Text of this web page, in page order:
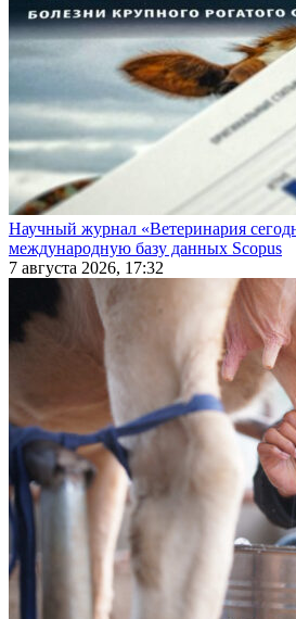
Научный журнал «Ветеринария
международную базу данных Scopus
7 августа 2026, 17:32